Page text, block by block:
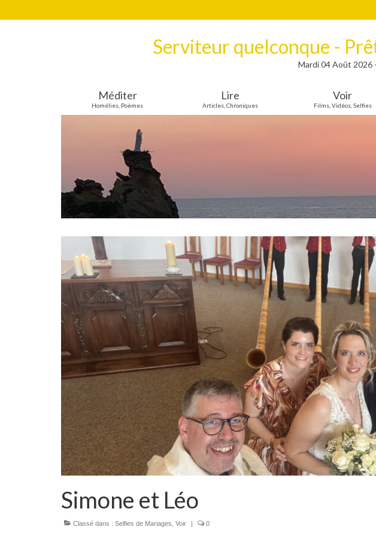
Serviteur quelconque -
Mardi 04 Août 2026
Méditer
Homélies, Poèmes
Lire
Articles, Chroniques
Voir
Films, Vidéos, Selfies
Simone et Léo
Classé dans : Selfies de Mariages Voir | 0